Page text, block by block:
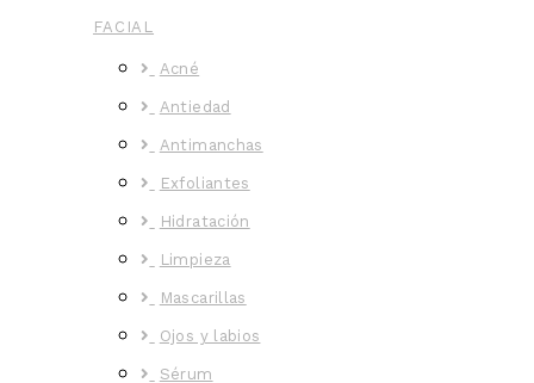
FACIAL
Acné
Antiedad
Antimanchas
Exfoliantes
Hidratación
Limpieza
Mascarillas
Ojos y labios
Sérum